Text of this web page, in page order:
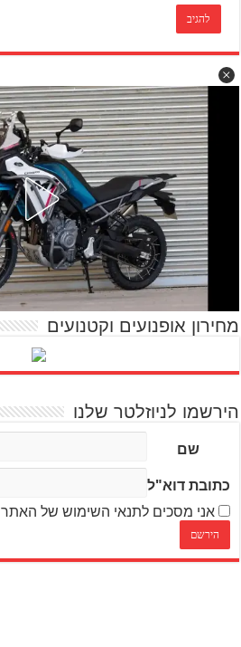
מחירון אופנועים וקטנועים
הירשמו לניוזלטר שלנו
שם
כתובת דוא"ל
אני מסכים לתנאי השימוש של האתר